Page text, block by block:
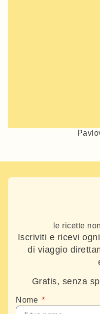
le ricette
Iscriviti e ricevi
di viaggio
Gratis, senza
Nome